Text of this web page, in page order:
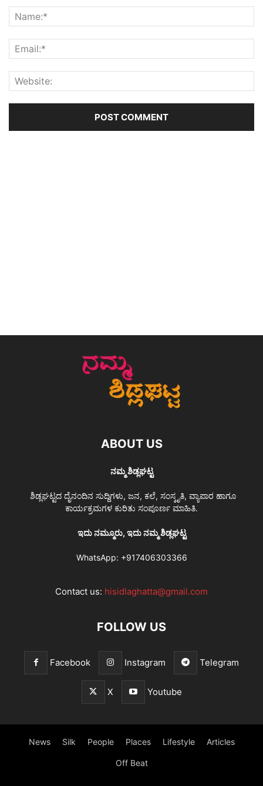
ABOUT US
ನಮ್ಮ ಶಿಡ್ಲಘಟ್ಟ
ಶಿಡ್ಲಘಟ್ಟದ ದೈನಂದಿನ ಸುದ್ದಿಗಳು, ಜನ, ಕಲೆ, ಸಂಸ್ಕೃತಿ, ವ್ಯಾಪಾರ ಹಾಗೂ
ಕಾರ್ಯಕ್ರಮಗಳ ಕುರಿತು ಸಂಪೂರ್ಣ ಮಾಹಿತಿ.
ಇದು ನಮ್ಮೂರು, ಇದು ನಮ್ಮ ಶಿಡ್ಲಘಟ್ಟ
WhatsApp: +917406303366
Contact us: hisidlaghatta@gmail.com
FOLLOW US
Facebook Instagram Telegram
X Youtube
News Silk People Places Lifestyle Articles
Off Beat